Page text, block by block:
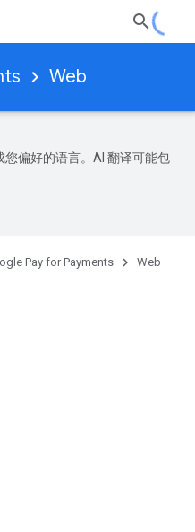
Web
您偏好的语言。AI 翻译可能包
Pay for Payments
Web